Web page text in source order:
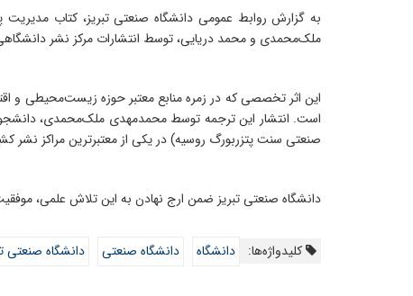
به گزارش روابط عمومی دانشگاه صنعتی تبریز، کتاب مدیریت
ملک‌محمدی و محمد دریایی، توسط انتشارات مرکز نشر
این اثر تخصصی که در زمره منابع معتبر حوزه زیست‌محیطی و
است. انتشار این ترجمه توسط محمدمهدی ملک‌محمدی،
صنعتی سنت پتزربورگ روسیه) در یکی از معتبرترین مراکز
دانشگاه صنعتی تبریز ضمن ارج نهادن به این تلاش علمی،
کلیدواژه‌ها: دانشگاه دانشگاه صنعتی دانشگاه صنعتی